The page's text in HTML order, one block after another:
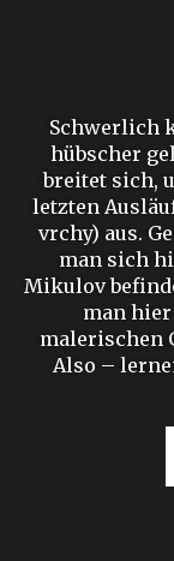
Schwerlich
hübscher
breitet sich,
letzten
vrchy) aus.
man sich
Mikulov
man
malerischen
Also –